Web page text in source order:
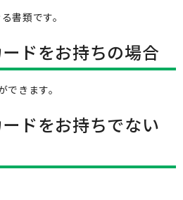
書類です。
ドをお持ちの場合
きます。
ドをお持ちでない